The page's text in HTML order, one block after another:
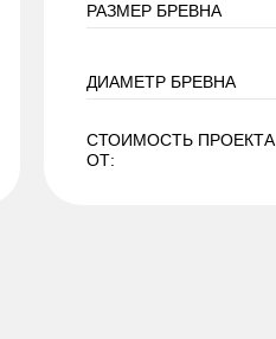
РАЗМЕР БРЕВНА
ДИАМЕТР БРЕВНА
СТОИМОСТЬ ПРОЕКТА
ОТ: